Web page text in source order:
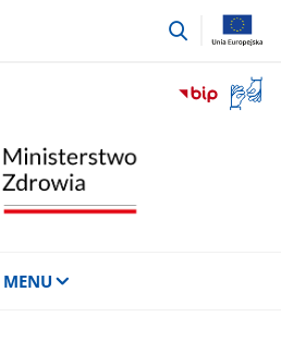
przejdź
okno
MENU